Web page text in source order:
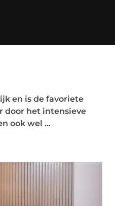
en is de favoriete
door het intensieve
ook wel ...